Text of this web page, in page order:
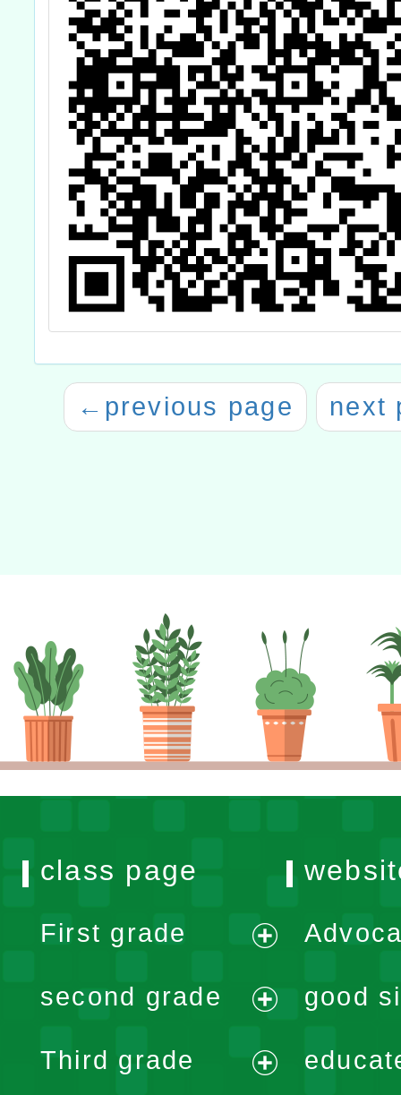
← previous page next
class page
First grade
menu
second grade
menu
Third grade
good